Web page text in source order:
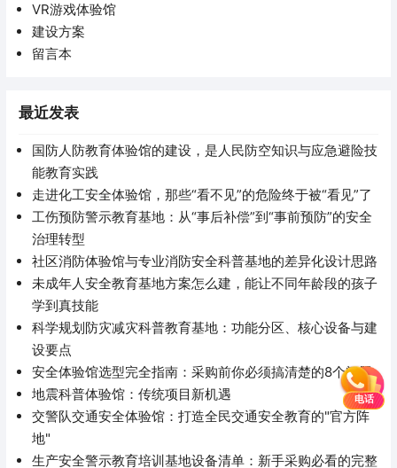
VR游戏体验馆
建设方案
留言本
最近发表
国防人防教育体验馆的建设，是人民防空知识与应急避险技
能教育实践
走进化工安全体验馆，那些“看不见”的危险终于被“看见”了
工伤预防警示教育基地：从“事后补偿”到“事前预防”的安全
治理转型
社区消防体验馆与专业消防安全科普基地的差异化设计思路
未成年人安全教育基地方案怎么建，能让不同年龄段的孩子
学到真技能
科学规划防灾减灾科普教育基地：功能分区、核心设备与建
设要点
安全体验馆选型完全指南：采购前你必须搞清楚的8个问题
地震科普体验馆：传统项目新机遇
交警队交通安全体验馆：打造全民交通安全教育的"官方阵
地"
生产安全警示教育培训基地设备清单：新手采购必看的完整
电话